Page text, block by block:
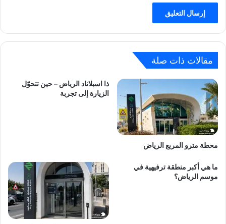
مقالات ذات صلة
محطة مترو المربع الرياض
ذا اسبلاناد الرياض – حين تتحوّل
الزيارة إلى تجربة
ما هي أكبر منطقة ترفيهية في
موسم الرياض؟